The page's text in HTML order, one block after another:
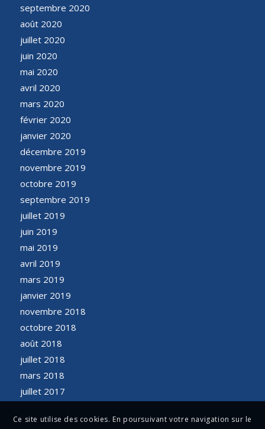
septembre 2020
août 2020
juillet 2020
juin 2020
mai 2020
avril 2020
mars 2020
février 2020
janvier 2020
décembre 2019
novembre 2019
octobre 2019
septembre 2019
juillet 2019
juin 2019
mai 2019
avril 2019
mars 2019
janvier 2019
novembre 2018
octobre 2018
août 2018
juillet 2018
mars 2018
juillet 2017
Ce site utilise des cookies. En poursuivant votre navigation sur le